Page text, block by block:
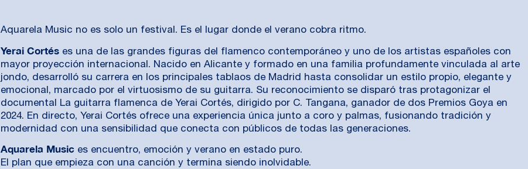
Aquarela Music no es solo un festival. Es el lugar donde el verano cobra ritmo.
Yerai Cortéses una de las grandes figuras del flamenco contemporáneo y uno de los artistas españoles con
mayor proyección internacional. Nacido en Alicante y formado en una familia profundamente vinculada al arte
jondo, desarrolló su carrera en los principales tablaos de Madrid hasta consolidar un estilo propio, elegante y
emocional, marcado por el virtuosismo de su guitarra. Su reconocimiento se disparó tras protagonizar el
documental La guitarra flamenca de Yerai Cortés, dirigido por C. Tangana, ganador de dos Premios Goya en
2024. En directo, Yerai Cortés ofrece una experiencia única junto a coro y palmas, fusionando tradición y
modernidad con una sensibilidad que conecta con públicos de todas las generaciones.
Aquarela Musices encuentro, emoción y verano en estado puro.
El plan que empieza con una canción y termina siendo inolvidable.